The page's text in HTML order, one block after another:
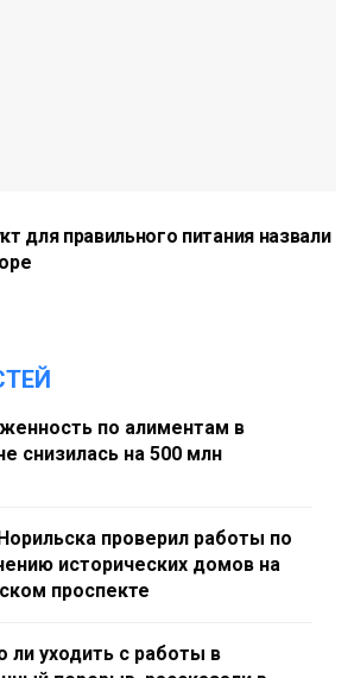
для правильного питания назвали
по алиментам в
снизилась на 500 млн
проверил работы по
исторических домов на
проспекте
ли уходить с работы в